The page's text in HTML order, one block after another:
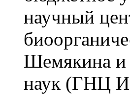
научный
Шемякина и
наук (ГНЦ